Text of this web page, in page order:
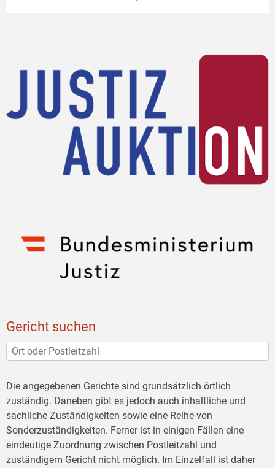
Gericht suchen
Die angegebenen Gerichte sind grundsätzlich örtlich
zuständig. Daneben gibt es jedoch auch inhaltliche und
sachliche Zuständigkeiten sowie eine Reihe von
Sonderzuständigkeiten. Ferner ist in einigen Fällen eine
eindeutige Zuordnung zwischen Postleitzahl und
zuständigem Gericht nicht möglich. Im Einzelfall ist daher